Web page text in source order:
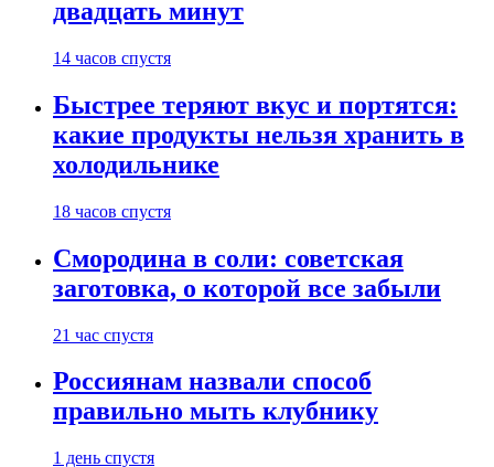
двадцать минут
14 часов спустя
Быстрее теряют вкус и портятся:
какие продукты нельзя хранить в
холодильнике
18 часов спустя
Смородина в соли: советская
заготовка, о которой все забыли
21 час спустя
Россиянам назвали способ
правильно мыть клубнику
1 день спустя